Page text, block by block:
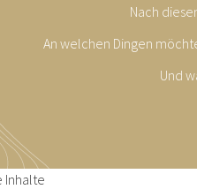
Nach
An welchen Dingen
Und
Inhalte